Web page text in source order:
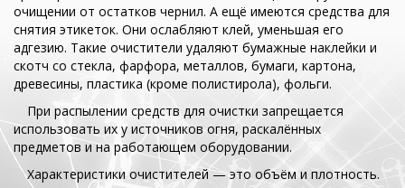
очищении от остатков чернил. А ещё имеются средства для
снятия этикеток. Они ослабляют клей, уменьшая его
адгезию. Такие очистители удаляют бумажные наклейки и
скотч со стекла, фарфора, металлов, бумаги, картона,
древесины, пластика (кроме полистирола), фольги.
При распылении средств для очистки запрещается
использовать их у источников огня, раскалённых
предметов и на работающем оборудовании.
Характеристики очистителей — это объём и плотность.